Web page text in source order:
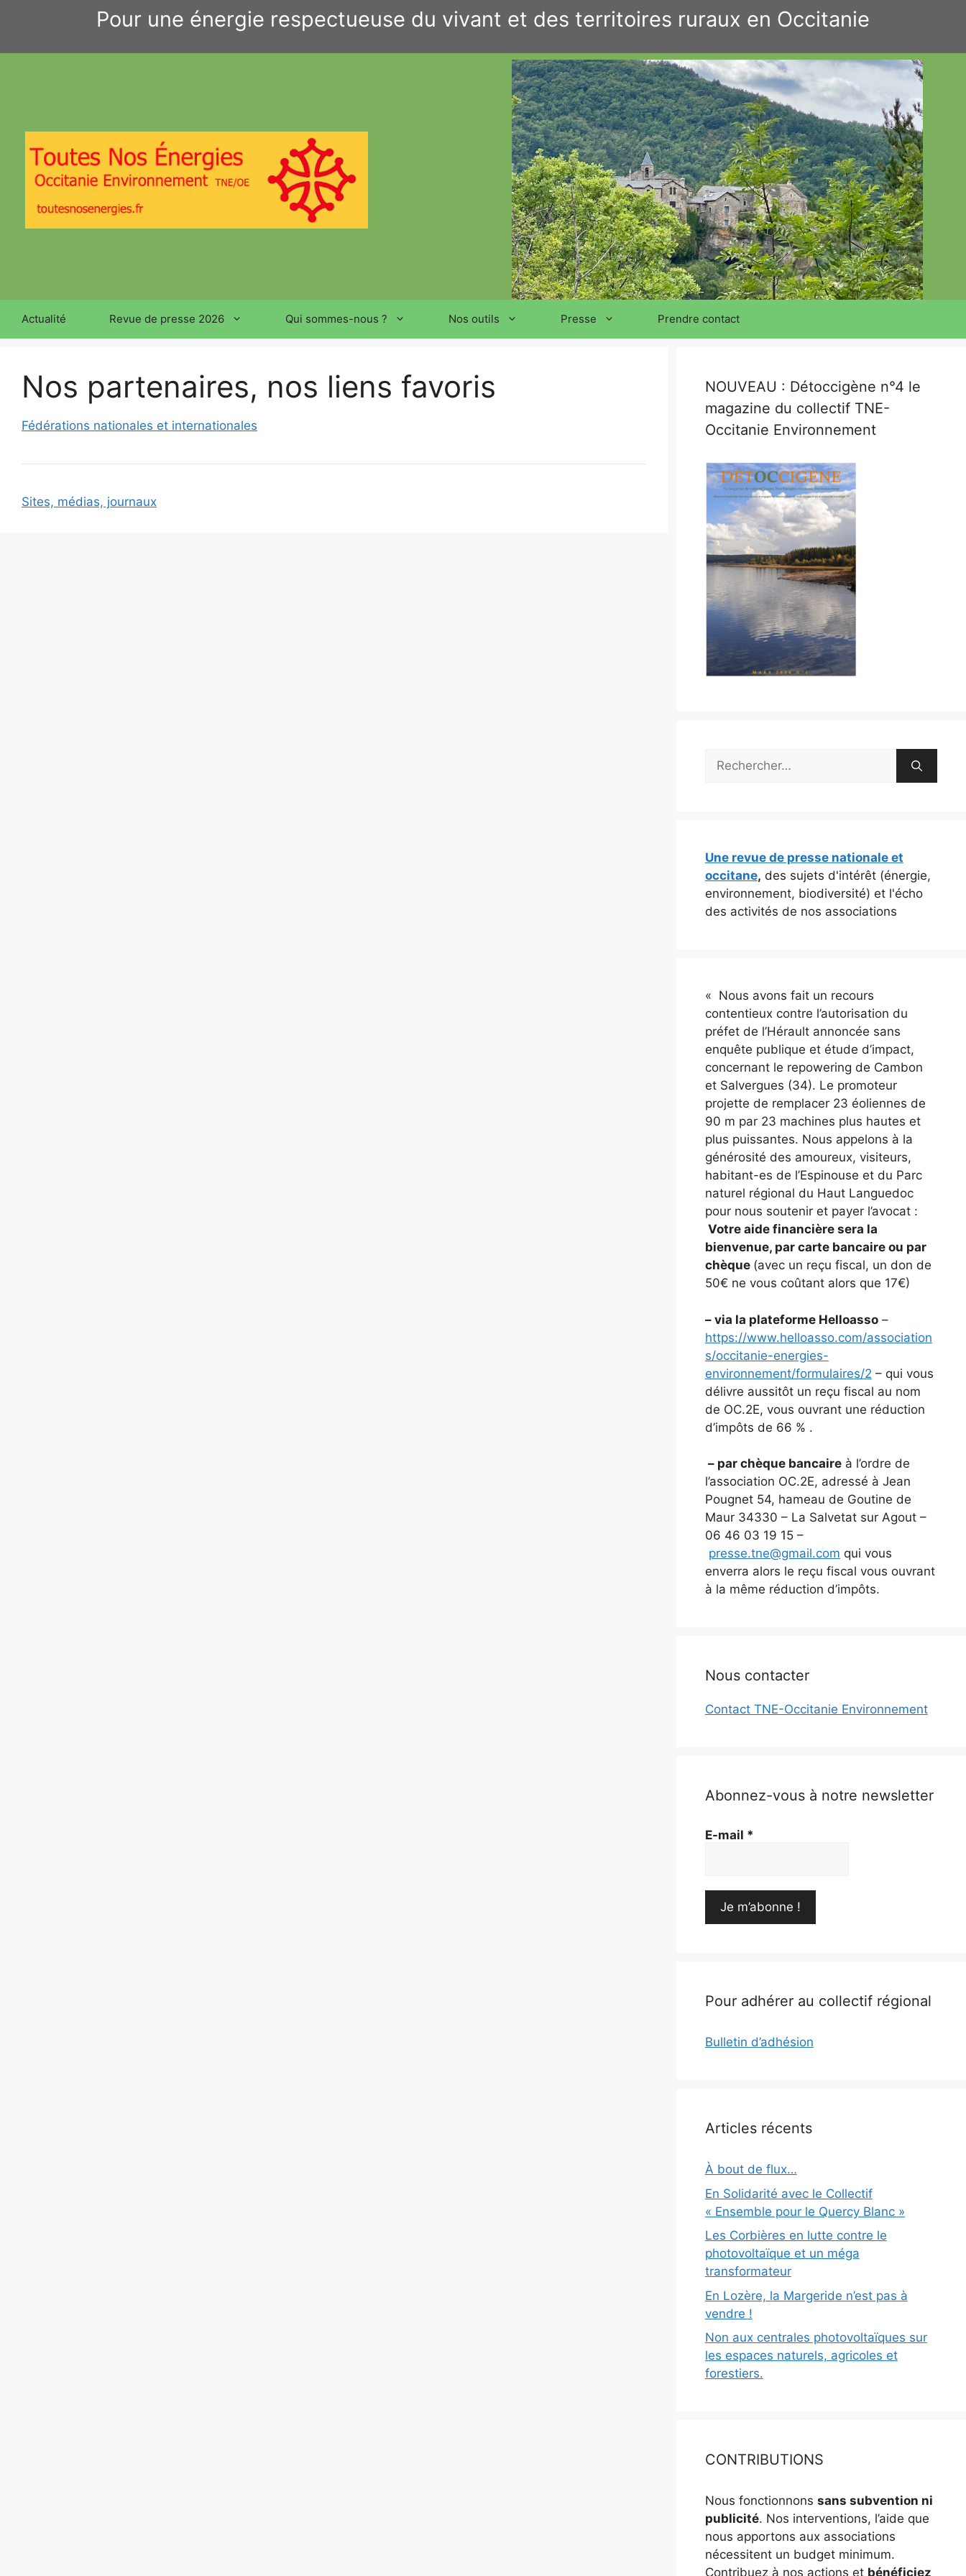
Pour une énergie respectueuse du vivant et des territoires ruraux en Occitanie
Actualité Revue de presse 2026 Qui sommes-nous ? Nos outils Presse Prendre contact
Nos partenaires, nos liens favoris
Fédérations nationales et internationales
Sites, médias, journaux
NOUVEAU : Détoccigène n°4 le
magazine du collectif TNE-
Occitanie Environnement
Rechercher :
Une revue de presse nationale et
occitane, des sujets d'intérêt (énergie,
environnement, biodiversité) et l'écho
des activités de nos associations
« Nous avons fait un recours
contentieux contre l’autorisation du
préfet de l’Hérault annoncée sans
enquête publique et étude d’impact,
concernant le repowering de Cambon
et Salvergues (34). Le promoteur
projette de remplacer 23 éoliennes de
90 m par 23 machines plus hautes et
plus puissantes. Nous appelons à la
générosité des amoureux, visiteurs,
habitant-es de l’Espinouse et du Parc
naturel régional du Haut Languedoc
pour nous soutenir et payer l’avocat :
Votre aide financière sera la
bienvenue, par carte bancaire ou par
chèque (avec un reçu fiscal, un don de
50€ ne vous coûtant alors que 17€)
– via la plateforme Helloasso–
https://www.helloasso.com/association
s/occitanie-energies-
environnement/formulaires/2 – qui vous
délivre aussitôt un reçu fiscal au nom
de OC.2E, vous ouvrant une réduction
d’impôts de 66 % .
– par chèque bancaireà l’ordre de
l’association OC.2E, adressé à Jean
Pougnet 54, hameau de Goutine de
Maur 34330 – La Salvetat sur Agout –
06 46 03 19 15 –
presse.tne@gmail.com qui vous
enverra alors le reçu fiscal vous ouvrant
à la même réduction d’impôts.
Nous contacter
Contact TNE-Occitanie Environnement
Abonnez-vous à notre newsletter
E-mail *
Pour adhérer au collectif régional
Bulletin d’adhésion
Articles récents
À bout de flux…
En Solidarité avec le Collectif
« Ensemble pour le Quercy Blanc »
Les Corbières en lutte contre le
photovoltaïque et un méga
transformateur
En Lozère, la Margeride n’est pas à
vendre !
Non aux centrales photovoltaïques sur
les espaces naturels, agricoles et
forestiers.
CONTRIBUTIONS
Nous fonctionnons sans subvention ni
publicité. Nos interventions, l’aide que
nous apportons aux associations
nécessitent un budget minimum.
Contribuez à nos actions et bénéficiez